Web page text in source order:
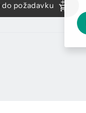
požadavku